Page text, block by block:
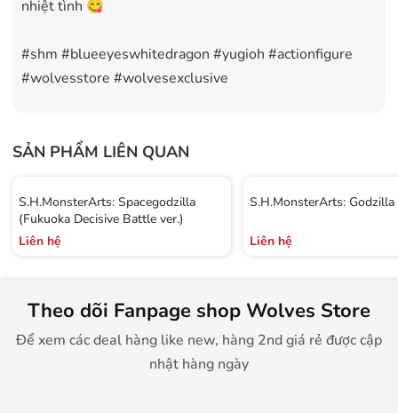
nhiệt tình 😋
#shm #blueeyeswhitedragon #yugioh #actionfigure
#wolvesstore #wolvesexclusive
SẢN PHẨM LIÊN QUAN
S.H.MonsterArts: Spacegodzilla
(Fukuoka Decisive Battle ver.)
Liên hệ
S.H.MonsterArts:
Liên hệ
Theo dõi Fanpage shop Wolves Store
Để xem các deal hàng like new, hàng 2nd giá rẻ được cập
nhật hàng ngày